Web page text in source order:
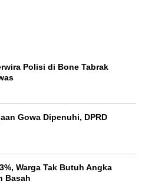
Polisi di Bone Tabrak
Gowa Dipenuhi, DPRD
Warga Tak Butuh Angka
Basah